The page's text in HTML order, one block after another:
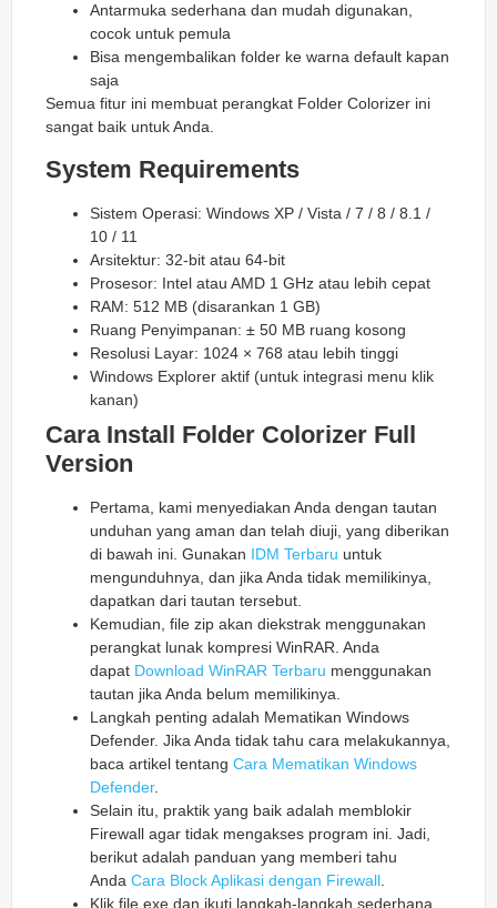
Antarmuka sederhana dan mudah digunakan,
cocok untuk pemula
Bisa mengembalikan folder ke warna default kapan
saja
Semua fitur ini membuat perangkat Folder Colorizer ini
sangat baik untuk Anda.
System Requirements
Sistem Operasi: Windows XP / Vista / 7 / 8 / 8.1 /
10 / 11
Arsitektur: 32-bit atau 64-bit
Prosesor: Intel atau AMD 1 GHz atau lebih cepat
RAM: 512 MB (disarankan 1 GB)
Ruang Penyimpanan: ± 50 MB ruang kosong
Resolusi Layar: 1024 × 768 atau lebih tinggi
Windows Explorer aktif (untuk integrasi menu klik
kanan)
Cara Install Folder Colorizer Full
Version
Pertama, kami menyediakan Anda dengan tautan
unduhan yang aman dan telah diuji, yang diberikan
di bawah ini. Gunakan IDM Terbaru untuk
mengunduhnya, dan jika Anda tidak memilikinya,
dapatkan dari tautan tersebut.
Kemudian, file zip akan diekstrak menggunakan
perangkat lunak kompresi WinRAR. Anda
dapat Download WinRAR Terbaru menggunakan
tautan jika Anda belum memilikinya.
Langkah penting adalah Mematikan Windows
Defender. Jika Anda tidak tahu cara melakukannya,
baca artikel tentang Cara Mematikan Windows
Defender.
Selain itu, praktik yang baik adalah memblokir
Firewall agar tidak mengakses program ini. Jadi,
berikut adalah panduan yang memberi tahu
Anda Cara Block Aplikasi dengan Firewall
Klik file exe dan ikuti langkah-langkah sederhana